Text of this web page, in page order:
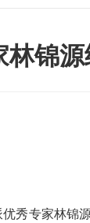
锦
专家林锦